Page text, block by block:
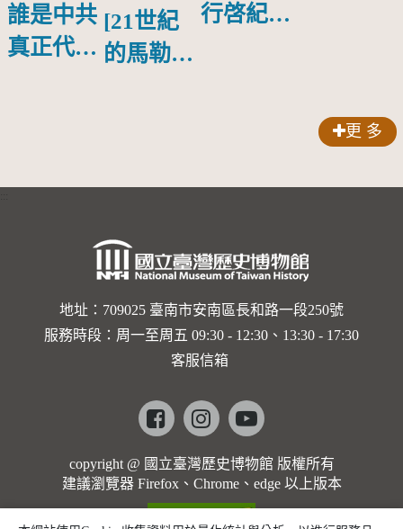
誰是中共
真正代言
[21世紀
的馬勒、
的依戀—
勒大地之
歌]【對
世界與生
命的依戀
馬勒大地
之歌】
行啓紀念
更 多
地址：709025 臺南市安南區長和路一段250號
服務時段：周一至周五 09:30 - 12:30、13:30 - 17:30
客服信箱
Facebookinstagramyoutube
copyright @ 國立臺灣歷史博物館 版權所有
建議瀏覽器 Firefox、Chrome、edge 以上版本